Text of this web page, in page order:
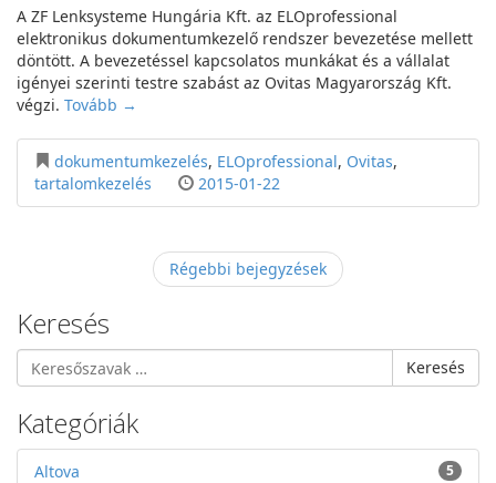
A ZF Lenksysteme Hungária Kft. az ELOprofessional
elektronikus dokumentumkezelő rendszer bevezetése mellett
döntött. A bevezetéssel kapcsolatos munkákat és a vállalat
igényei szerinti testre szabást az Ovitas Magyarország Kft.
végzi. Tovább →
dokumentumkezelés, ELOprofessional, Ovitas,
tartalomkezelés
2015-01-22
Régebbi bejegyzések
Keresés
Keresés
Kategóriák
Altova 5